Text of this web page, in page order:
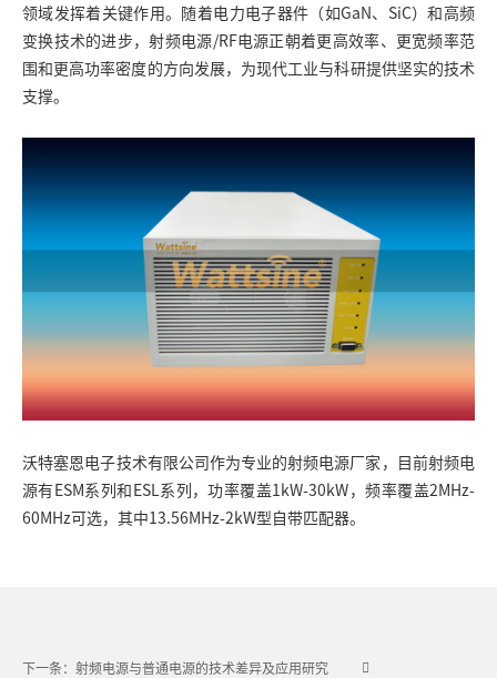
领域发挥着关键作用。随着电力电子器件（如GaN、SiC）和高频
变换技术的进步，射频电源/RF电源正朝着更高效率、更宽频率范
围和更高功率密度的方向发展，为现代工业与科研提供坚实的技术
支撑。
沃特塞恩电子技术有限公司作为专业的射频电源厂家 ，目前射频电
源有ESM系列和ESL系列，功率覆盖1kW-30kW，频率覆盖2MHz-
60MHz可选，其中13.56MHz-2kW型自带匹配器。
下一条：射频电源与普通电源的技术差异及应用研究